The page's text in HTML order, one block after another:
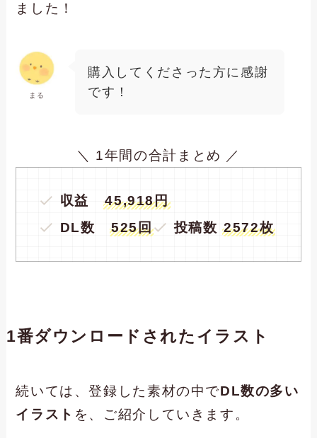
ました！
まる
購入してくださった方に感謝
です！
＼ 1年間の合計まとめ ／
収益
45,918円
DL数
525回 投稿数2572枚
1番ダウンロードされたイラスト
続いては、登録した素材の中でDL数の多い
イラスト を、ご紹介していきます。